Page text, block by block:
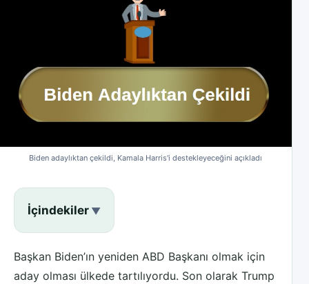
Biden adaylıktan çekildi, Kamala Harris'i destekleyeceğini açıkladı
İçindekiler
Başkan Biden’ın yeniden ABD Başkanı olmak için
aday olması ülkede tartılıyordu. Son olarak Trump